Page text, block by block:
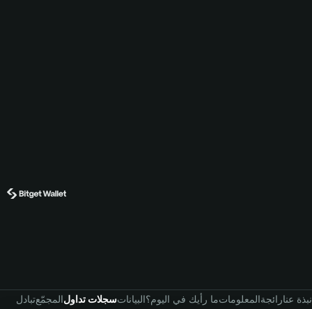
تبادلالمجمّعسجلات تداولالبياناتما رأيك في اليوم؟المعلوماترائجةنبذة عنا